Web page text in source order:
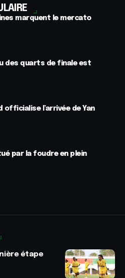
marquent le mercato
des quarts de finale est
officialise l’arrivée de Yan
par la foudre en plein
étape